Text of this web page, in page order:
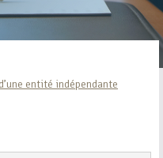
entité indépendante